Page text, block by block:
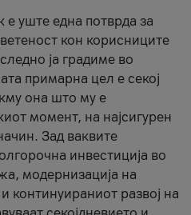
е уште една потврда за
кон корисниците
ја градиме во
примарна цел е секој
она што му е
момент, на најсигурен
Зад ваквите
инвестиција во
модернизација на
континуираниот развој на